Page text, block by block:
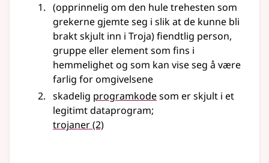
(opprinnelig om den hule trehesten som
grekerne gjemte seg i slik at de kunne bli
brakt skjult inn i Troja) fiendtlig person,
gruppeellerelement som fins i
hemmelighet og som kan vise seg å være
farlig for omgivelsene
skadelig programkodesom er skjult i et
legitimt dataprogram;
trojaner(2)